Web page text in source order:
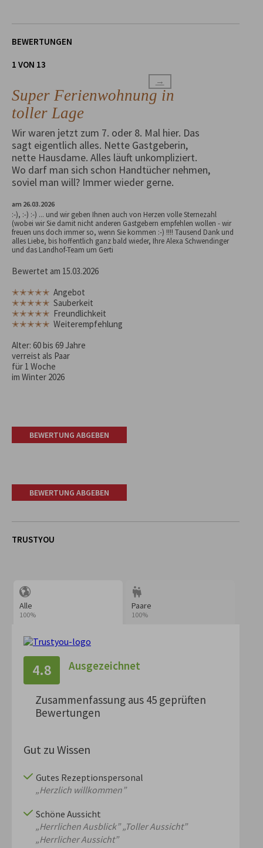
BEWERTUNGEN
1 VON 13
→
Super Ferienwohnung in
toller Lage
Wir waren jetzt zum 7. oder 8. Mal hier. Das
sagt eigentlich alles. Nette Gastgeberin,
nette Hausdame. Alles läuft unkompliziert.
Wo darf man sich schon Handtücher nehmen,
soviel man will? Immer wieder gerne.
am 26.03.2026
:-), :-) :-) ... und wir geben Ihnen auch von Herzen volle Sternezahl
(wobei wir Sie damit nicht anderen Gastgebern empfehlen wollen - wir
freuen uns doch immer so, wenn Sie kommen :-) !!!! Tausend Dank und
alles Liebe, bis hoffentlich ganz bald wieder, Ihre Alexa Schwendinger
und das Landhof-Team um Gerti
Bewertet am 15.03.2026
✭✭✭✭✭ Angebot
✭✭✭✭✭ Sauberkeit
✭✭✭✭✭ Freundlichkeit
✭✭✭✭✭ Weiterempfehlung
Alter: 60 bis 69 Jahre
verreist als Paar
für 1 Woche
im Winter 2026
BEWERTUNG ABGEBEN
BEWERTUNG ABGEBEN
TRUSTYOU
Alle
100%
Paare
100%
4.8 Ausgezeichnet
Zusammenfassung aus 45 geprüften
Bewertungen
Gut zu Wissen
Gutes Rezeptionspersonal
„Herzlich willkommen”
Schöne Aussicht
„Herrlichen Ausblick” „Toller Aussicht”
„Herrlicher Aussicht”